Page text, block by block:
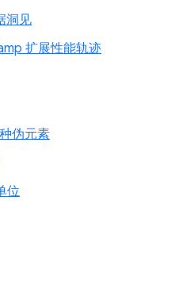
洞见
扩展性能轨迹
伪元素
位